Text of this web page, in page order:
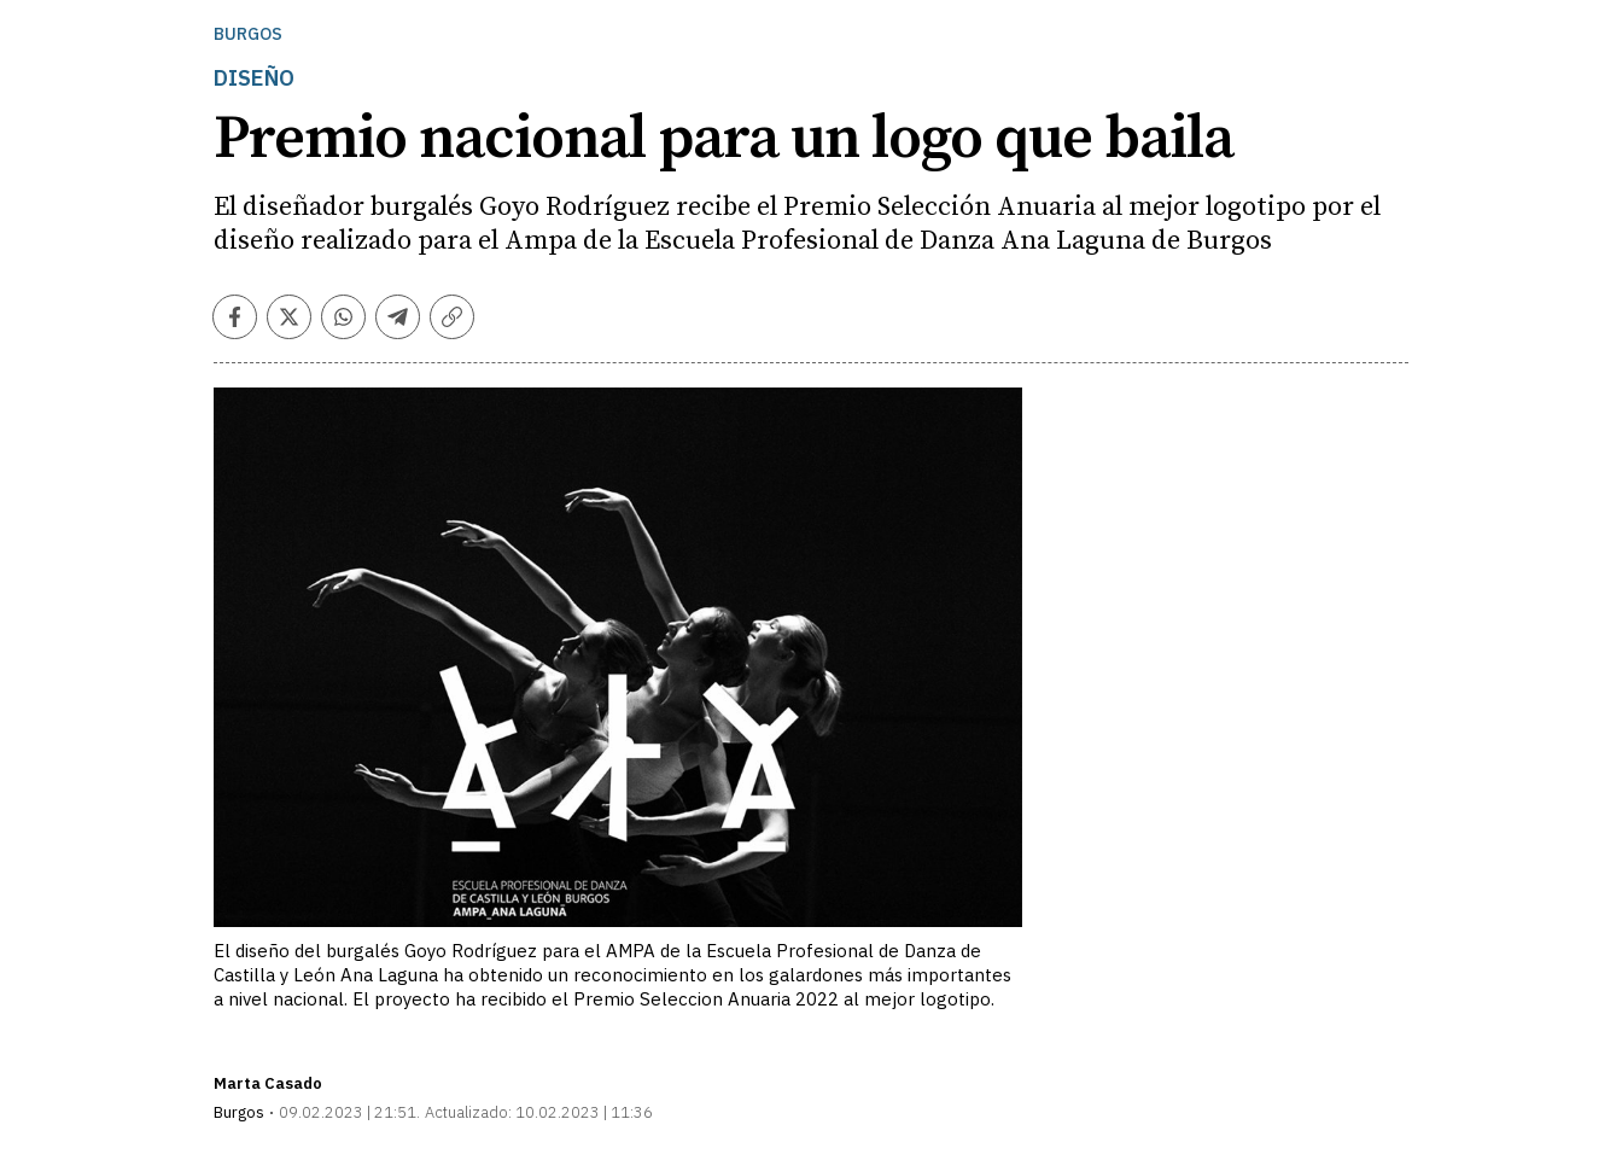
BURGOS
DISEÑO
Premio nacional para un logo que baila
El diseñador burgalés Goyo Rodríguez recibe el Premio Selección Anuaria al mejor logotipo por el
diseño realizado para el Ampa de la Escuela Profesional de Danza Ana Laguna de Burgos
Facebook
TwitterWhatsapp
Telegram
Copiar
El diseño del burgalés Goyo Rodríguez para el AMPA de la Escuela Profesional de Danza de
Castilla y León Ana Laguna ha obtenido un reconocimiento en los galardones más importantes
a nivel nacional. El proyecto ha recibido el Premio Seleccion Anuaria 2022 al mejor logotipo.
Marta Casado
Burgos
09.02.2023 | 21:51 Actualizado: 10.02.2023 | 11:36